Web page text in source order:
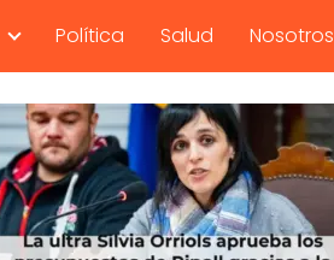
Política Salud Nosotros